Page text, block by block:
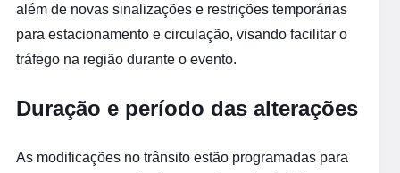
além de novas sinalizações e restrições temporárias
para estacionamento e circulação, visando facilitar o
tráfego na região durante o evento.
Duração e período das alterações
As modificações no trânsito estão programadas para